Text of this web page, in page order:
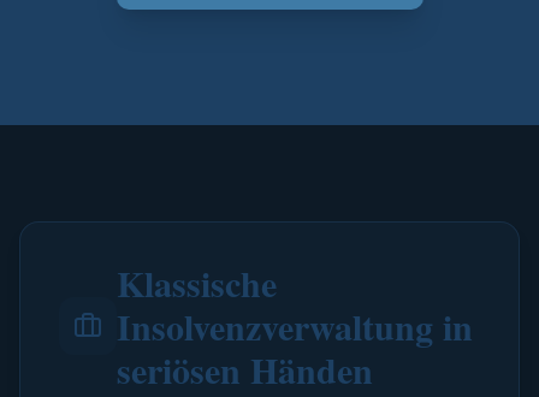
Klassische
Insolvenzverwaltung in
seriösen Händen